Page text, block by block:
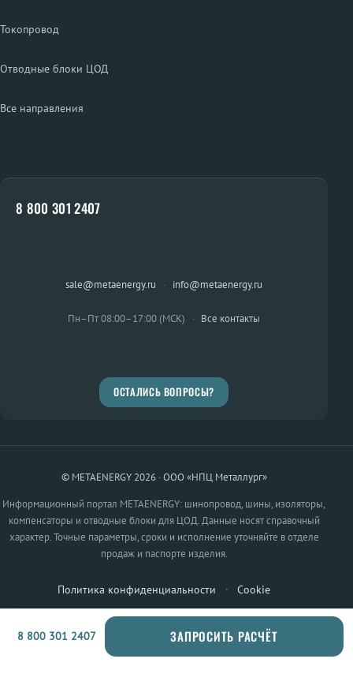
Токопровод
Отводные блоки ЦОД
Все направления
8 800 301 2407
sale@metaenergy.ru · info@metaenergy.ru
Пн–Пт 08:00–17:00 (МСК) · Все контакты
ОСТАЛИСЬ ВОПРОСЫ?
© METAENERGY 2026 · ООО «НПЦ Металлург»
Информационный портал METAENERGY: шинопровод, шины, изоляторы,
компенсаторы и отводные блоки для ЦОД. Данные носят справочный
характер. Точные параметры, сроки и исполнение уточняйте в отделе
продаж и паспорте изделия.
Политика конфиденциальности · Cookie
8 800 301 2407 ЗАПРОСИТЬ РАСЧЁТ